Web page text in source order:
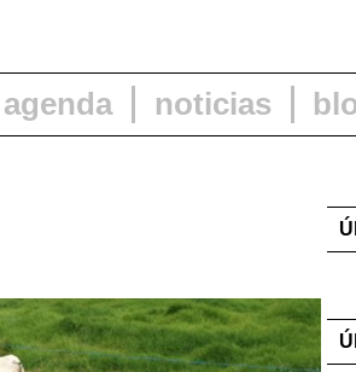
agenda noticias